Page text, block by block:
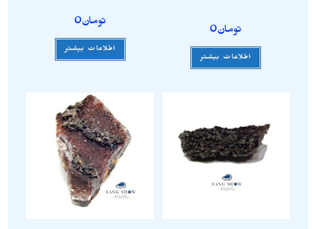
تومان0
اطلاعات بیشتر
تومان0
اطلاعات بیشتر